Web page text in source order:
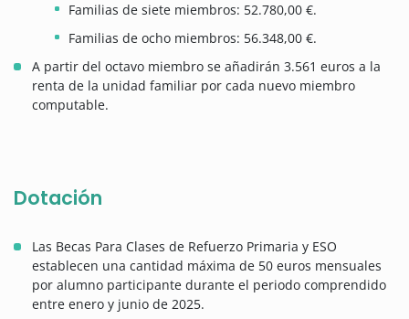
Familias de siete miembros: 52.780,00 €.
Familias de ocho miembros: 56.348,00 €.
A partir del octavo miembro se añadirán 3.561 euros a la
renta de la unidad familiar por cada nuevo miembro
computable.
Dotación
Las Becas Para Clases de Refuerzo Primaria y ESO
establecen una cantidad máxima de 50 euros mensuales
por alumno participante durante el periodo comprendido
entre enero y junio de 2025.